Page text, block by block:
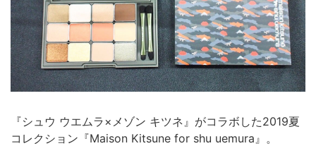
『シュウ ウエムラ×メゾン キツネ』がコラボした2019夏
コレクション『Maison Kitsune for shu uemura』。